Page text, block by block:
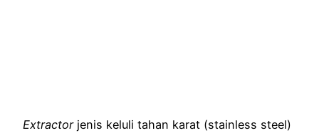
Extractorjenis keluli tahan karat (stainless steel)